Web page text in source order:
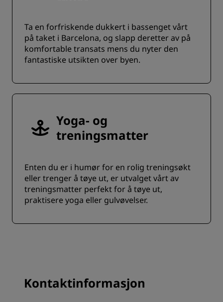
Ta en forfriskende dukkert i bassenget vårt
på taket i Barcelona, og slapp deretter av på
komfortable transats mens du nyter den
fantastiske utsikten over byen.
Yoga- og
treningsmatter
Enten du er i humør for en rolig treningsøkt
eller trenger å tøye ut, er utvalget vårt av
treningsmatter perfekt for å tøye ut,
praktisere yoga eller gulvøvelser.
Kontaktinformasjon